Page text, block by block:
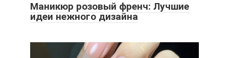
Маникюр розовый френч: Лучшие
идеи нежного дизайна